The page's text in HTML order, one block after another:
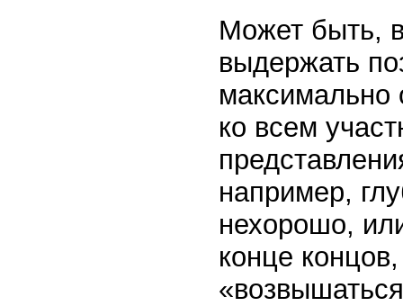
Может быть,
выдержать
максимально
ко всем
например,
нехорошо,
конце